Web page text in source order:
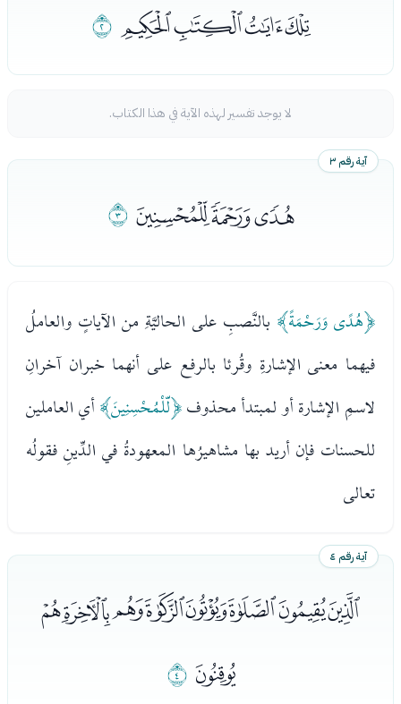
ﭓﭔﭕﭖﭗ
لا يوجد تفسير لهذه الآية في هذا الكتاب.
آية رقم ٣
ﭘﭙﭚﭛ
﴿هُدًى وَرَحْمَةً﴾ بالنَّصبِ على الحاليَّةِ من الآياتٍ والعاملُ
فيهما معنى الإشارةِ وقُرئا بالرفع على أنهما خبران آخرانِ
لاسمِ الإشارة أو لمبتدأ محذوف﴿لّلْمُحْسِنِينَ﴾أي العاملين
للحسنات فإن أريد بها مشاهيرُها المعهودةُ في الدِّينِ فقولُه
تعالى
آية رقم ٤
ﭜﭝﭞﭟﭠﭡﭢﭣ
ﭤﭥ